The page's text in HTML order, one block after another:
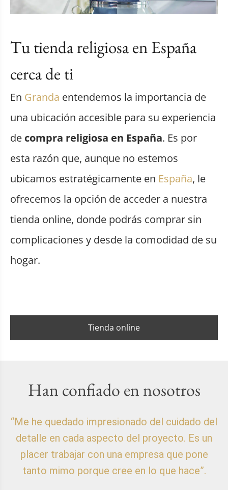
Tu tienda religiosa en España
cerca de ti
En Granda entendemos la importancia de
una ubicación accesible para su experiencia
de compra religiosa en España. Es por
esta razón que, aunque no estemos
ubicamos estratégicamente en España, le
ofrecemos la opción de acceder a nuestra
tienda online, donde podrás comprar sin
complicaciones y desde la comodidad de su
hogar.
Tienda online
Han confiado en nosotros
“Me he quedado impresionado del cuidado del
detalle en cada aspecto del proyecto. Es un
placer trabajar con una empresa que pone
tanto mimo porque cree en lo que hace”.